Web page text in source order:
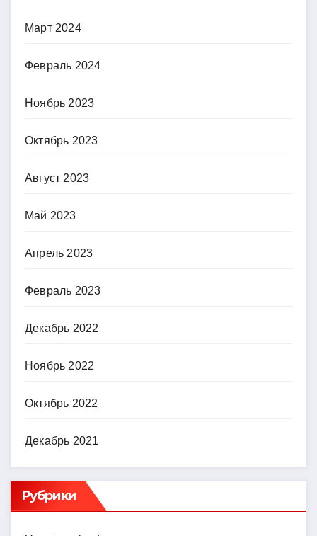
Март 2024
Февраль 2024
Ноябрь 2023
Октябрь 2023
Август 2023
Май 2023
Апрель 2023
Февраль 2023
Декабрь 2022
Ноябрь 2022
Октябрь 2022
Декабрь 2021
Рубрики